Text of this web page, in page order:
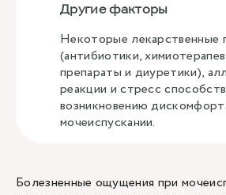
Другие факторы
Некоторые лекарственные
(антибиотики,
препараты и диуретики),
реакции и стресс
возникновению
мочеиспускании.
Болезненные ощущения при